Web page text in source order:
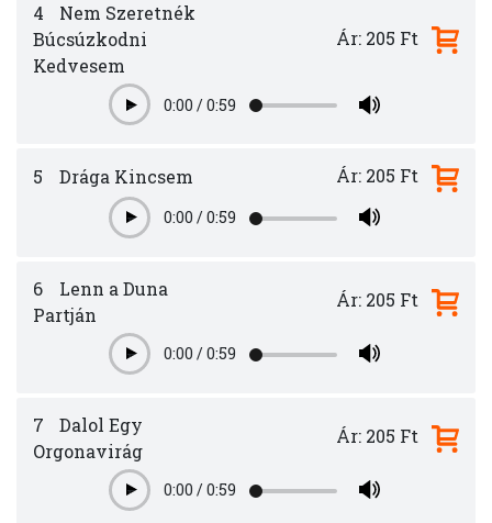
4
Nem Szeretnék
Búcsúzkodni
Kedvesem
Play0:00 /0:59
Ár: 205 Ft
5 Drága Kincsem
Play0:00 /0:59
Ár: 205 Ft
6
Lenn a Duna
Partján
Play0:00 /0:59
Ár: 205 Ft
7
Dalol Egy
Orgonavirág
Play0:00 /0:59
Ár: 205 Ft